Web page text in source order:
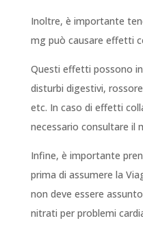
Inoltre, è importante
mg può causare effetti
Questi effetti possono
disturbi digestivi,
etc. In caso di effetti
necessario consultare il
Infine, è importante
prima di assumere la
non deve essere
nitrati per problemi